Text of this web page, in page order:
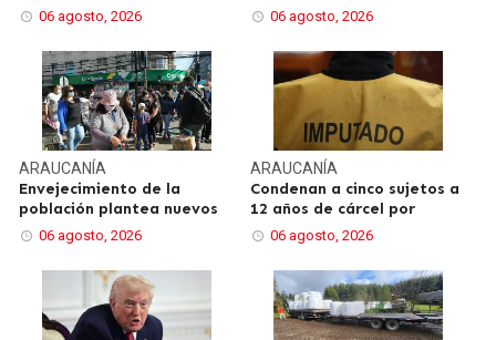
06 agosto, 2026 06 agosto, 2026
ARAUCANÍA
Envejecimiento de la
población plantea nuevos
06 agosto, 2026
ARAUCANÍA
Condenan a cinco sujetos a
12 años de cárcel por
06 agosto, 2026